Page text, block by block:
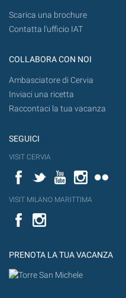
Scarica una brochure
Contatta l'ufficio IAT
COLLABORA CON NOI
Ambasciatore di Cervia
Inviaci una ricetta
Raccontaci la tua vacanza
SEGUICI
VISIT CERVIA
FacebookTwitterYouTubeInstagram
VISIT MILANO MARITTIMA
Facebook
PRENOTA LA TUA VACANZA